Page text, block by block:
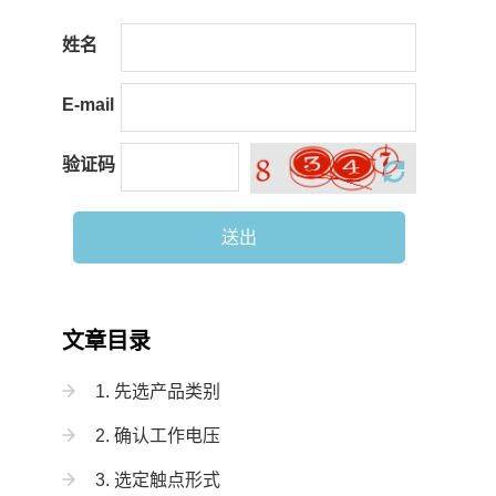
姓名
E-mail
验证码
送出
文章目录
1. 先选产品类别
2. 确认工作电压
3. 选定触点形式